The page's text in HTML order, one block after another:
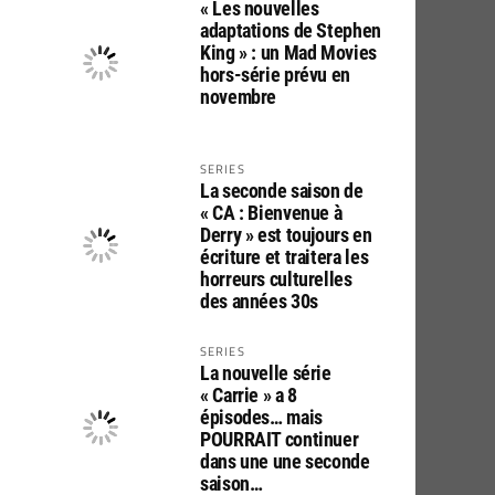
« Les nouvelles
adaptations de Stephen
King » : un Mad Movies
hors-série prévu en
novembre
SERIES
La seconde saison de
« CA : Bienvenue à
Derry » est toujours en
écriture et traitera les
horreurs culturelles
des années 30s
SERIES
La nouvelle série
« Carrie » a 8
épisodes… mais
POURRAIT continuer
dans une une seconde
saison…